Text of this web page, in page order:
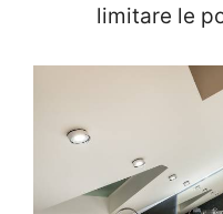
limitare le